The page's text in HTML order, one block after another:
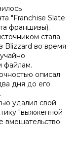
"Franchise Slate
франшизы).
стала
Blizzard во время
файлам.
описал
дня до его
удалил свой
"выжженной
вмешательство